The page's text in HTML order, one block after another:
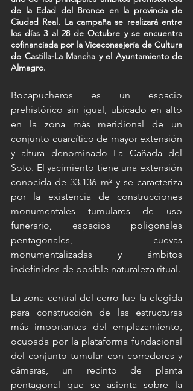
de la Edad del Bronce en la provincia de
Ciudad Real. La campaña se realizará entre
los días 3 al 28 de Octubre y se encuentra
cofinanciada por la Viceconsejería de Cultura
de Castilla-La Mancha y el Ayuntamiento de
Almagro.
Bocapucheros es un espacio
prehistórico sin igual, ubicado en alto
en la zona más meridional de un
conjunto cuarcítico de mayor extensión
y altura denominado La Cañada del
Soto. El yacimiento tiene una extensión
conocida de 33.136 m² y se caracteriza
por la existencia de construcciones
monumentales tumulares de uso
funerario, espacios poligonales
pentagonales, cuevas
monumentalizadas y ámbitos
indefinidos de posible naturaleza ritual.
La zona central del cerro fue la elegida
para construcción de las estructuras
más importantes del emplazamiento,
ocupada por la plataforma fundacional
del conjunto tumular con corredores y
cámaras, un recinto de planta
pentagonal que se asienta sobre la